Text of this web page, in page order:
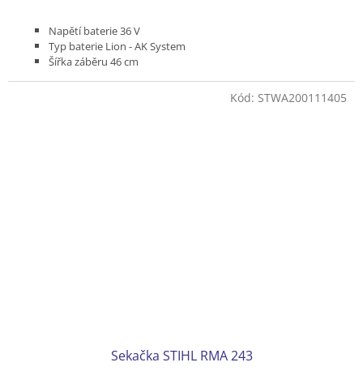
Napětí baterie 36 V
Typ baterie Lion - AK System
Šířka záběru 46 cm
Sekačka STIHL RMA 243
Kód: STWA200111405